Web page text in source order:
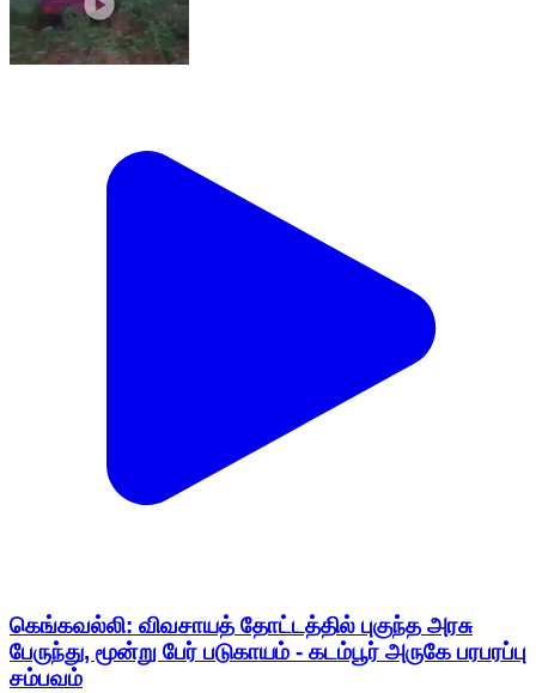
கெங்கவல்லி: விவசாயத் தோட்டத்தில் புகுந்த அரசு
பேருந்து, மூன்று பேர் படுகாயம் - கடம்பூர் அருகே பரபரப்பு
சம்பவம்